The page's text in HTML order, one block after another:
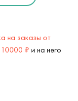
на заказы от
10000 ₽ и на него